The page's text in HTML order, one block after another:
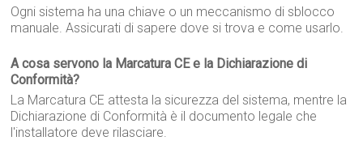
Ogni sistema ha una chiave o un meccanismo di sblocco
manuale. Assicurati di sapere dove si trova e come usarlo.
A cosa servono la Marcatura CE e la Dichiarazione di
Conformità?
La Marcatura CE attesta la sicurezza del sistema, mentre la
Dichiarazione di Conformità è il documento legale che
l'installatore deve rilasciare.